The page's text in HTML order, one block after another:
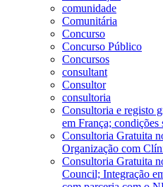
comunidade
Comunitária
Concurso
Concurso Público
Concursos
consultant
Consultor
consultoria
Consultoria e registo
em França; condições
Consultoria Gratuita
Organização com
Consultoria Gratuita
Council; Integração